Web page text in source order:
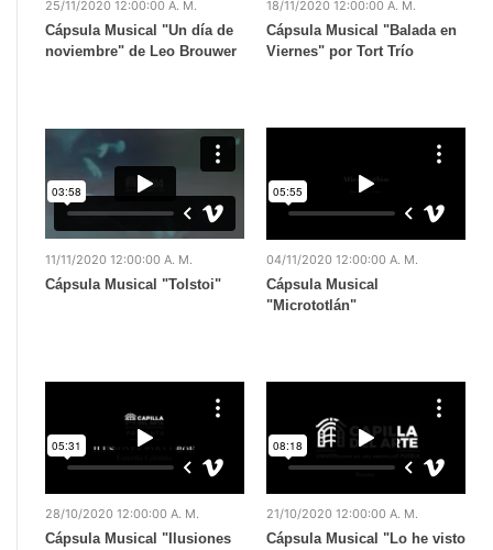
25/11/2020 12:00:00 A. M.
Cápsula Musical "Un día de
noviembre" de Leo Brouwer
18/11/2020 12:00:00 A. M.
Cápsula Musical "Balada en
Viernes" por Tort Trío
11/11/2020 12:00:00 A. M.
Cápsula Musical "Tolstoi"
04/11/2020 12:00:00 A. M.
Cápsula Musical
"Micrototlán"
28/10/2020 12:00:00 A. M.
Cápsula Musical "Ilusiones
21/10/2020 12:00:00 A. M.
Cápsula Musical "Lo he visto